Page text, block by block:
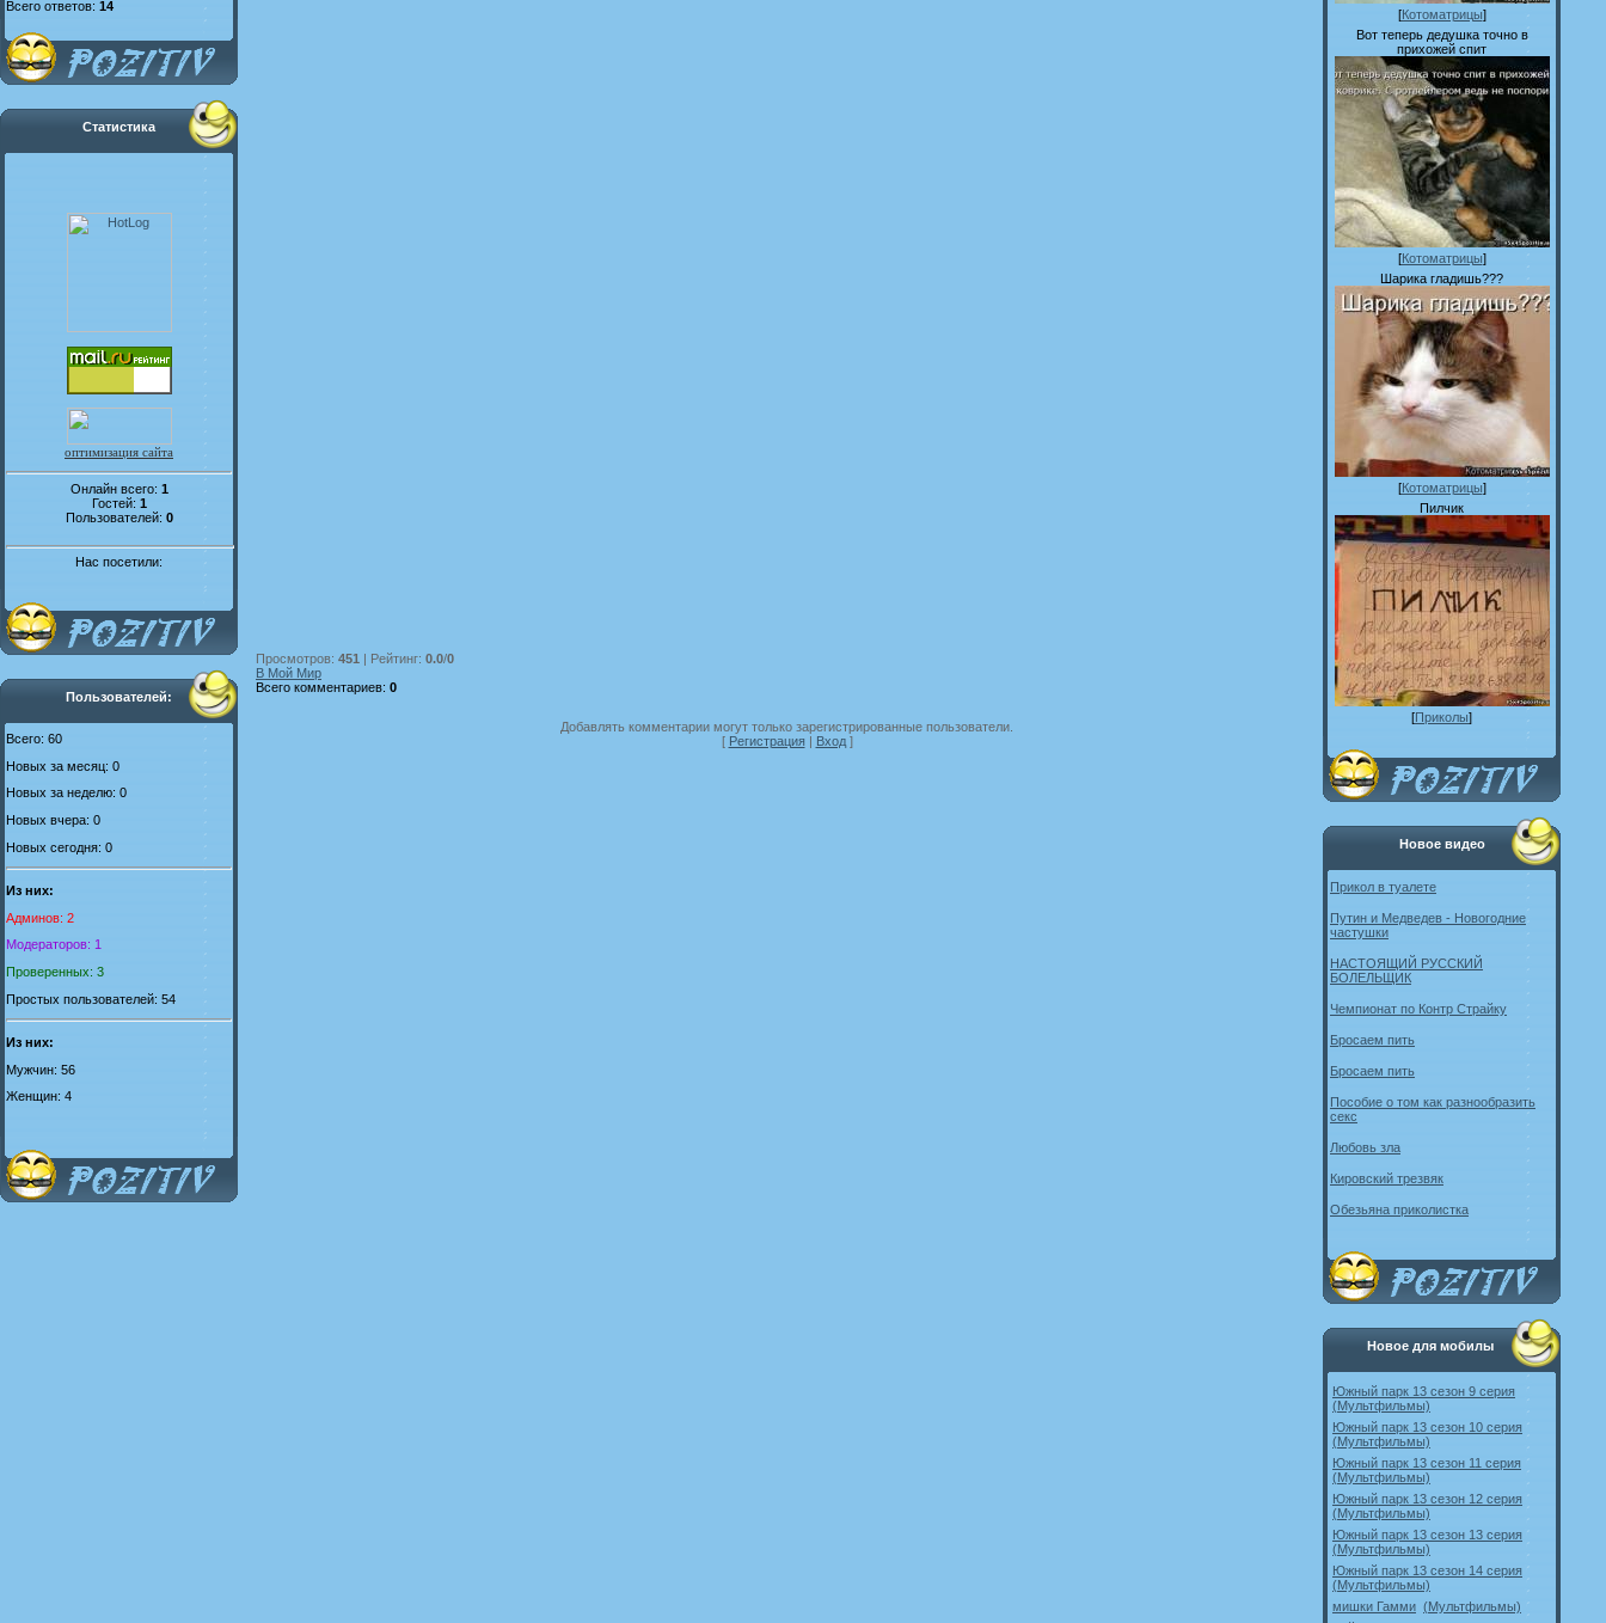
Всего ответов: 14
Статистика
оптимизация сайта
Онлайн всего: 1
Гостей: 1
Пользователей: 0
Нас посетили:
Пользователей:
Всего: 60
Новых за месяц: 0
Новых за неделю: 0
Новых вчера: 0
Новых сегодня: 0
Из них:
Админов: 2
Модераторов: 1
Проверенных: 3
Простых пользователей: 54
Из них:
Мужчин: 56
Женщин: 4
Просмотров: 451 | Рейтинг: 0.0/0
В Мой Мир
Всего комментариев: 0
Добавлять комментарии могут только зарегистрированные пользователи.
[ Регистрация| Вход]
[Котоматрицы]
Вот теперь дедушка точно в
прихожей спит
[Котоматрицы]
Шарика гладишь???
[Котоматрицы]
Пилчик
[Приколы]
Новое видео
Прикол в туалете
Путин и Медведев - Новогодние
частушки
НАСТОЯЩИЙ РУССКИЙ
БОЛЕЛЬЩИК
Чемпионат по Контр Страйку
Бросаем пить
Бросаем пить
Пособие о том как разнообразить
секс
Любовь зла
Кировский трезвяк
Обезьяна приколистка
Новое для мобилы
Южный парк 13 сезон 9 серия
(Мультфильмы)
Южный парк 13 сезон 10 серия
(Мультфильмы)
Южный парк 13 сезон 11 серия
(Мультфильмы)
Южный парк 13 сезон 12 серия
(Мультфильмы)
Южный парк 13 сезон 13 серия
(Мультфильмы)
Южный парк 13 сезон 14 серия
(Мультфильмы)
мишки Гамми (Мультфильмы)